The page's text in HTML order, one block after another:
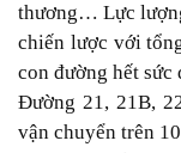
thương… Lực
chiến lược với
con đường hết
Đường 21, 21B,
vận chuyển trên